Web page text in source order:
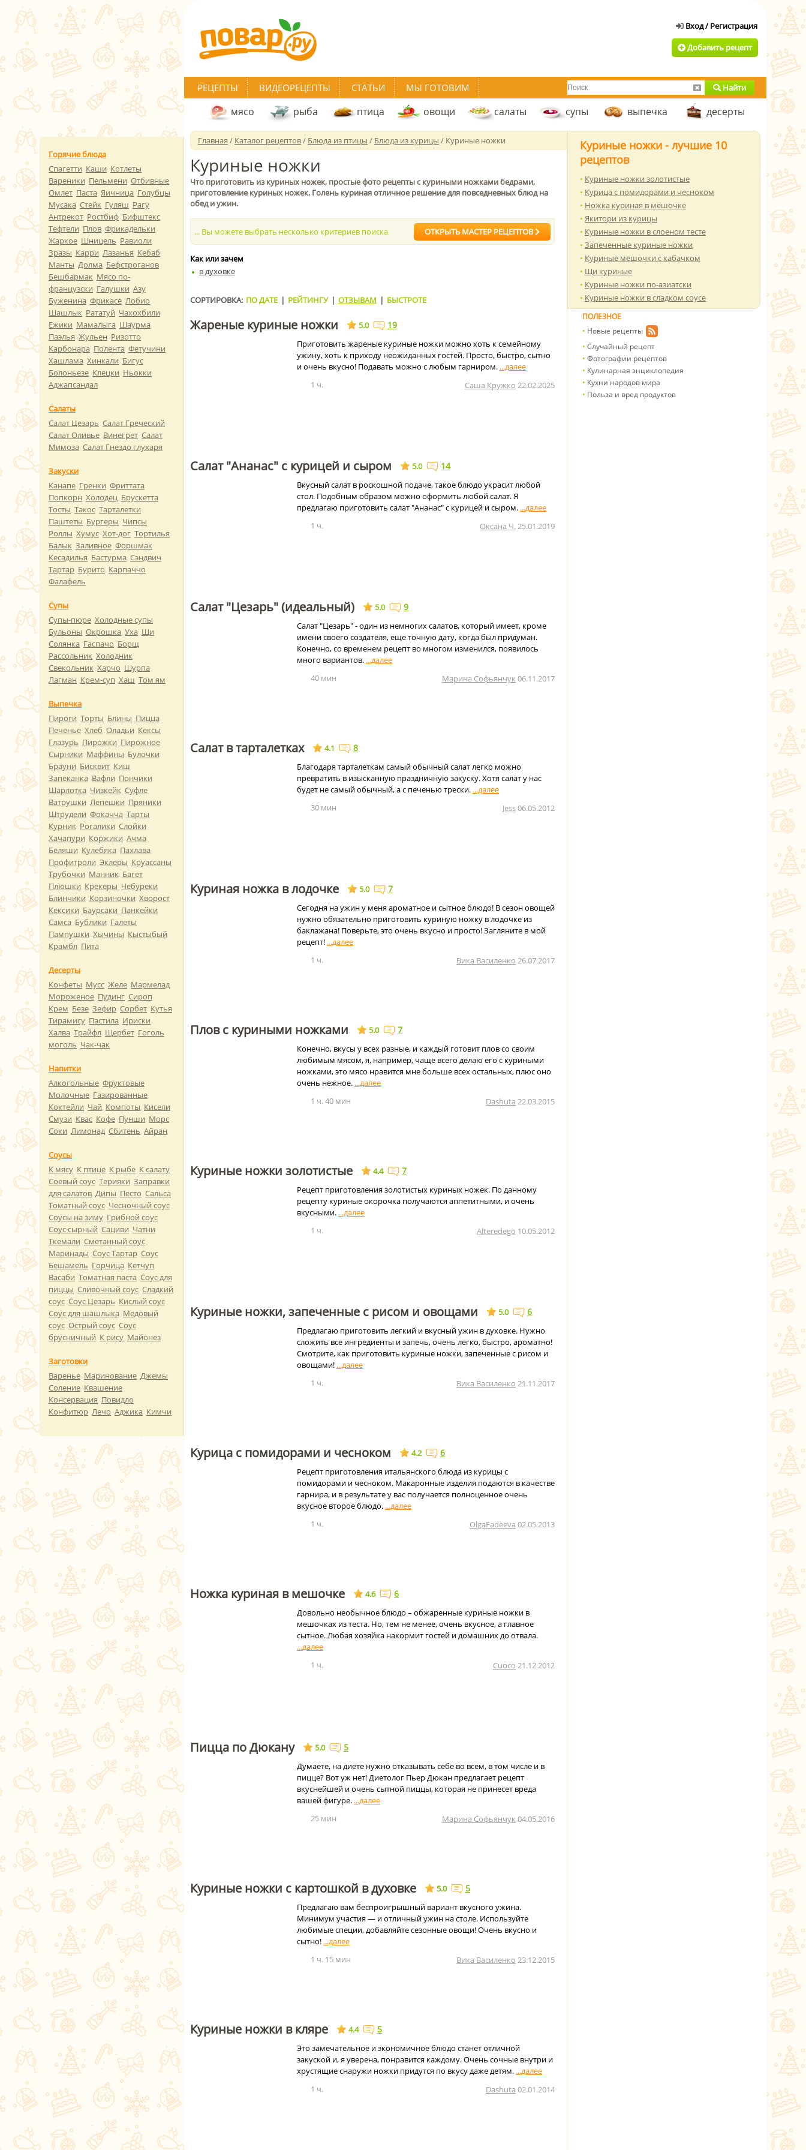
Добавить рецепт
РЕЦЕПТЫ ВИДЕОРЕЦЕПТЫ СТАТЬИ МЫ ГОТОВИМ Найти
мясо рыба птица овощи салаты супы выпечка десерты
Главная / Каталог рецептов/ Блюда из птицы / Блюда из курицы / Куриные ножки
Куриные ножки
Что приготовить из куриных ножек, простые фото рецепты с куриными ножками бедрами,
приготовление куриных ножек. Голень куриная отличное решение для повседневных блюд на
обед и ужин.
... Вы можете выбрать несколько критериев поиска ОТКРЫТЬ МАСТЕР РЕЦЕПТОВ
Как или зачем
в духовке
СОРТИРОВКА: ПО ДАТЕ | РЕЙТИНГУ | ОТЗЫВАМ | БЫСТРОТЕ
Жареные куриные ножки 5.0 19
Приготовить жареные куриные ножки можно хоть к семейному
ужину, хоть к приходу неожиданных гостей. Просто, быстро, сытно
и очень вкусно! Подавать можно с любым гарниром.
1 ч.
Саша Кружко 22.02.2025
Салат "Ананас" с курицей и сыром 5.0 14
Вкусный салат в роскошной подаче, такое блюдо украсит любой
стол. Подобным образом можно оформить любой салат. Я
предлагаю приготовить салат "Ананас" с курицей и сыром.
1 ч.
Оксана Ч.25.01.2019
Салат "Цезарь" (идеальный) 5.0 9
Салат "Цезарь" - один из немногих салатов, который имеет, кроме
имени своего создателя, еще точную дату, когда был придуман.
Конечно, со временем рецепт во многом изменился, появилось
много вариантов.
40 мин
Марина Софьянчук 06.11.2017
Салат в тарталетках 4.1 8
Благодаря тарталеткам самый обычный салат легко можно
превратить в изысканную праздничную закуску. Хотя салат у нас
будет не самый обычный, а с печенью трески.
30 мин
Jess06.05.2012
Куриная ножка в лодочке 5.0 7
Сегодня на ужин у меня ароматное и сытное блюдо! В сезон овощей
нужно обязательно приготовить куриную ножку в лодочке из
баклажана! Поверьте, это очень вкусно и просто! Загляните в мой
рецепт!
1 ч.
Вика Василенко 26.07.2017
Плов с куриными ножками 5.0 7
Конечно, вкусы у всех разные, и каждый готовит плов со своим
любимым мясом, я, например, чаще всего делаю его с куриными
ножками, это мясо нравится мне больше всех остальных, плюс оно
очень нежное.
1 ч. 40 мин
Dashuta 22.03.2015
Куриные ножки золотистые 4.4 7
Рецепт приготовления золотистых куриных ножек. По данному
рецепту куриные окорочка получаются аппетитными, и очень
вкусными.
1 ч.
Alteredego 10.05.2012
Куриные ножки, запеченные с рисом и овощами 5.0 6
Предлагаю приготовить легкий и вкусный ужин в духовке. Нужно
сложить все ингредиенты и запечь, очень легко, быстро, ароматно!
Смотрите, как приготовить куриные ножки, запеченные с рисом и
овощами!
1 ч.
Вика Василенко 21.11.2017
Курица с помидорами и чесноком 4.2 6
Рецепт приготовления итальянского блюда из курицы с
помидорами и чесноком. Макаронные изделия подаются в качестве
гарнира, и в результате у вас получается полноценное очень
вкусное второе блюдо.
1 ч.
OlgaFadeeva 02.05.2013
Ножка куриная в мешочке 4.6 6
Довольно необычное блюдо – обжаренные куриные ножки в
мешочках из теста. Но, тем не менее, очень вкусное, а главное
сытное. Любая хозяйка накормит гостей и домашних до отвала.
1 ч. Cuoco 21.12.2012
Пицца по Дюкану 5.0 5
Думаете, на диете нужно отказывать себе во всем, в том числе и в
пицце? Вот уж нет! Диетолог Пьер Дюкан предлагает рецепт
вкуснейшей и очень сытной пиццы, которая не принесет вреда
вашей фигуре.
25 мин
Марина Софьянчук 04.05.2016
Куриные ножки с картошкой в духовке 5.0 5
Предлагаю вам беспроигрышный вариант вкусного ужина.
Минимум участия — и отличный ужин на столе. Используйте
любимые специи, добавляйте сезонные овощи! Очень вкусно и
сытно!
1 ч. 15 мин
Вика Василенко 23.12.2015
Куриные ножки в кляре 4.4 5
Это замечательное и экономичное блюдо станет отличной
закуской и, я уверена, понравится каждому. Очень сочные внутри и
хрустящие снаружи ножки придутся по вкусу даже детям.
1 ч.
Dashuta 02.01.2014
Куриные ножки - лучшие 10
рецептов
Куриные ножки золотистые
Курица с помидорами и чесноком
Ножка куриная в мешочке
Якитори из курицы
Куриные ножки в слоеном тесте
Запеченные куриные ножки
Куриные мешочки с кабачком
Щи куриные
Куриные ножки по-азиатски
Куриные ножки в сладком соусе
ПОЛЕЗНОЕ
Новые рецепты
Случайный рецепт
Фотографии рецептов
Кулинарная энциклопедия
Кухни народов мира
Польза и вред продуктов
Горячие блюда
Спагетти Каши Котлеты
Вареники Пельмени Отбивные
Омлет Паста Яичница Голубцы
Мусака Стейк Гуляш Рагу
Антрекот Ростбиф Бифштекс
Тефтели Плов Фрикадельки
Жаркое Шницель Равиоли
Зразы Карри Лазанья Кебаб
Манты Долма Бефстроганов
Бешбармак Мясо по-
французски Галушки Азу
Буженина Фрикасе Лобио
Шашлык Рататуй Чахохбили
Ежики Мамалыга Шаурма
Паэлья Жульен Ризотто
Карбонара Полента Фетучини
Хашлама Хинкали Бигус
Болоньезе Клецки Ньокки
Аджапсандал
Салаты
Салат Цезарь Салат Греческий
Салат Оливье Винегрет Салат
Мимоза Салат Гнездо глухаря
Закуски
Канапе Гренки Фриттата
Попкорн Холодец Брускетта
Тосты Такос Тарталетки
Паштеты Бургеры Чипсы
Роллы Хумус Хот-дог Тортилья
Балык Заливное Форшмак
Кесадилья Бастурма Сэндвич
Тартар Бурито Карпаччо
Фалафель
Супы
Супы-пюре Холодные супы
Бульоны Окрошка Уха Щи
Солянка Гаспачо Борщ
Рассольник Холодник
Свекольник Харчо Шурпа
Лагман Крем-суп Хаш Том ям
Выпечка
Пироги Торты Блины Пицца
Печенье Хлеб Оладьи Кексы
Глазурь Пирожки Пирожное
Сырники Маффины Булочки
Брауни Бисквит Киш
Запеканка Вафли Пончики
Шарлотка Чизкейк Суфле
Ватрушки Лепешки Пряники
Штрудели Фокачча Тарты
Курник Рогалики Слойки
Хачапури Коржики Ачма
Беляши Кулебяка Пахлава
Профитроли Эклеры Круассаны
Трубочки Манник Багет
Плюшки Крекеры Чебуреки
Блинчики Корзиночки Хворост
Кексики Баурсаки Панкейки
Самса Бублики Галеты
Пампушки Хычины Кыстыбый
Крамбл Пита
Десерты
Конфеты Мусс Желе Мармелад
Мороженое Пудинг Сироп
Крем Безе Зефир Сорбет Кутья
Тирамису Пастила Ириски
Халва Трайфл Щербет Гоголь
моголь Чак-чак
Напитки
Алкогольные Фруктовые
Молочные Газированные
Коктейли Чай Компоты Кисели
Смузи Квас Кофе Пунши Морс
Соки Лимонад Сбитень Айран
Соусы
К мясу К птице К рыбе К салату
Соевый соус Терияки Заправки
для салатов Дипы Песто Сальса
Томатный соус Чесночный соус
Соусы на зиму Грибной соус
Соус сырный Сациви Чатни
Ткемали Сметанный соус
Маринады Соус Тартар Соус
Бешамель Горчица Кетчуп
Васаби Томатная паста Соус для
пиццы Сливочный соус Сладкий
соус Соус Цезарь Кислый соус
Соус для шашлыка Медовый
соус Острый соус Соус
брусничный К рису Майонез
Заготовки
Варенье Маринование Джемы
Соление Квашение
Консервация Повидло
Конфитюр Лечо Аджика Кимчи